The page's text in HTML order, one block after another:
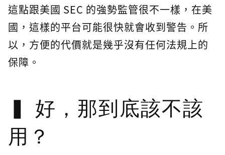
這點跟美國 SEC 的強勢監管很不一樣，在美
國，這樣的平台可能很快就會收到警告。所
以，方便的代價就是幾乎沒有任何法規上的
保障。
好，那到底該不該
用？